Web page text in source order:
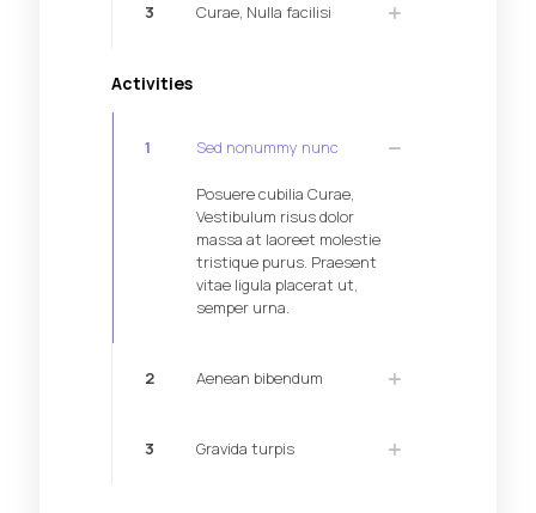
3 Curae, Nulla facilisi
Activities
1 Sed nonummy nunc
Posuere cubilia Curae,
Vestibulum risus dolor
massa at laoreet molestie
tristique purus. Praesent
vitae ligula placerat ut,
semper urna.
2 Aenean bibendum
3 Gravida turpis